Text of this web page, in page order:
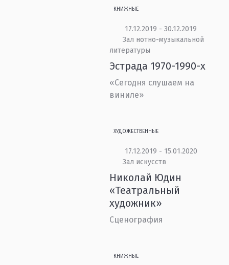
КНИЖНЫЕ
17.12.2019 - 30.12.2019
Зал нотно-музыкальной
литературы
Эстрада 1970-1990-х
«Сегодня слушаем на
виниле»
ХУДОЖЕСТВЕННЫЕ
17.12.2019 - 15.01.2020
Зал искусств
Николай Юдин
«Театральный
художник»
Сценография
КНИЖНЫЕ